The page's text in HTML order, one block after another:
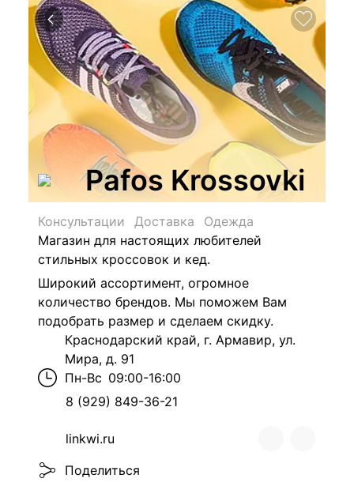
Pafos Krossovki
Консультации Доставка
Одежда
Магазин для настоящих любителей
стильных кроссовок и кед.
Широкий ассортимент, огромное
количество брендов. Мы поможем Вам
подобрать размер и сделаем скидку.
Краснодарский край, г. Армавир, ул.
Мира, д. 91
Пн-Вс 09:00-16:00
8 (929) 849-36-21
linkwi.ru
Поделиться